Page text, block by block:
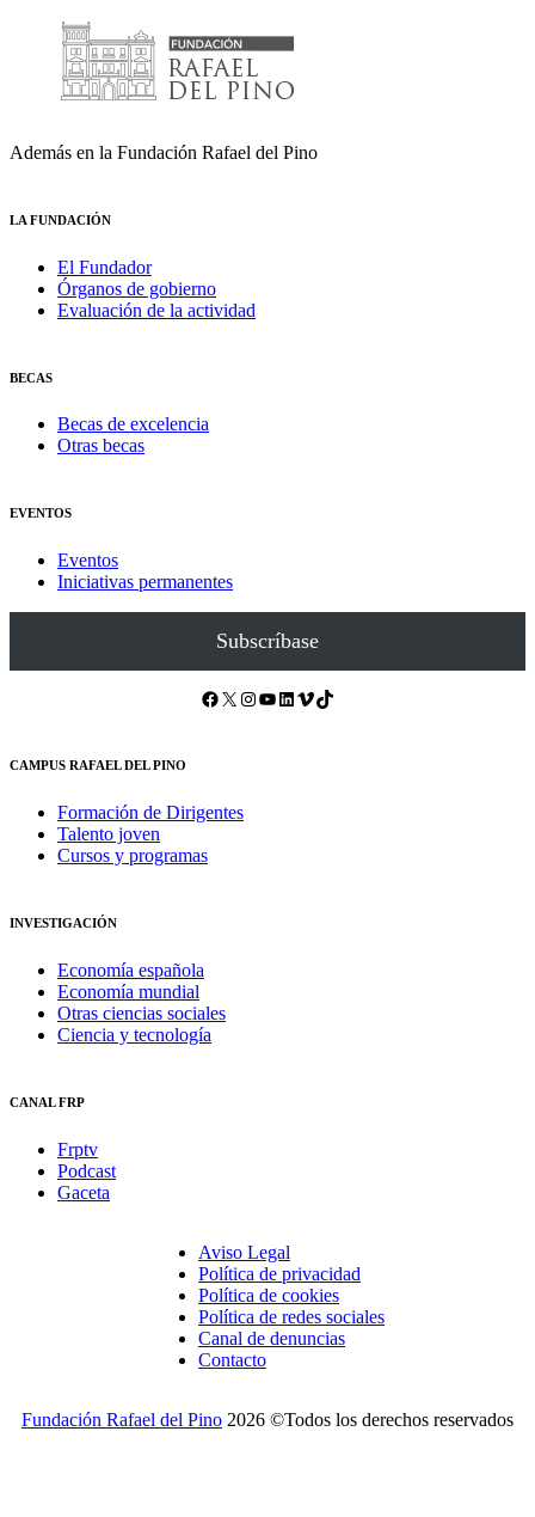
Además en la Fundación Rafael del Pino
LA FUNDACIÓN
El Fundador
Órganos de gobierno
Evaluación de la actividad
BECAS
Becas de excelencia
Otras becas
EVENTOS
Eventos
Iniciativas permanentes
Subscríbase
Facebook X Instagram YouTube LinkedIn Vimeo TikTok
CAMPUS RAFAEL DEL PINO
Formación de Dirigentes
Talento joven
Cursos y programas
INVESTIGACIÓN
Economía española
Economía mundial
Otras ciencias sociales
Ciencia y tecnología
CANAL FRP
Frptv
Podcast
Gaceta
Aviso Legal
Política de privacidad
Política de cookies
Política de redes sociales
Canal de denuncias
Contacto
Fundación Rafael del Pino 2026 ©Todos los derechos reservados